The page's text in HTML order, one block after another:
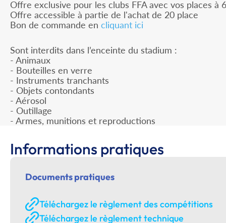
Offre exclusive pour les clubs FFA avec vos places à
Offre accessible à partie de l'achat de 20 place
Bon de commande en cliquant ici
Sont interdits dans l’enceinte du stadium :
- Animaux
- Bouteilles en verre
- Instruments tranchants
- Objets contondants
- Aérosol
- Outillage
- Armes, munitions et reproductions
Informations pratiques
Documents pratiques
Téléchargez le règlement des compétitions
Téléchargez le règlement technique